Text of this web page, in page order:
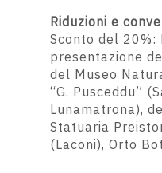
Riduzioni e
Sconto del 20%:
presentazione
del Museo
“G. Pusceddu”
Lunamatrona),
Statuaria
(Laconi), Orto